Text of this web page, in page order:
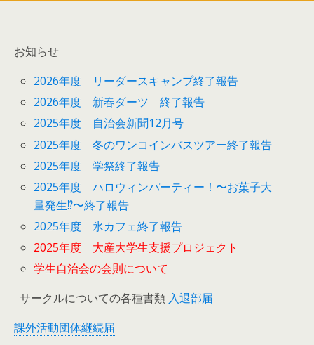
お知らせ
2026年度 リーダースキャンプ終了報告
2026年度 新春ダーツ 終了報告
2025年度 自治会新聞12月号
2025年度 冬のワンコインバスツアー終了報告
2025年度 学祭終了報告
2025年度 ハロウィンパーティー！〜お菓子大
量発生⁉︎〜終了報告
2025年度 氷カフェ終了報告
2025年度 大産大学生支援プロジェクト
学生自治会の会則について
サークルについての各種書類 入退部届
課外活動団体継続届